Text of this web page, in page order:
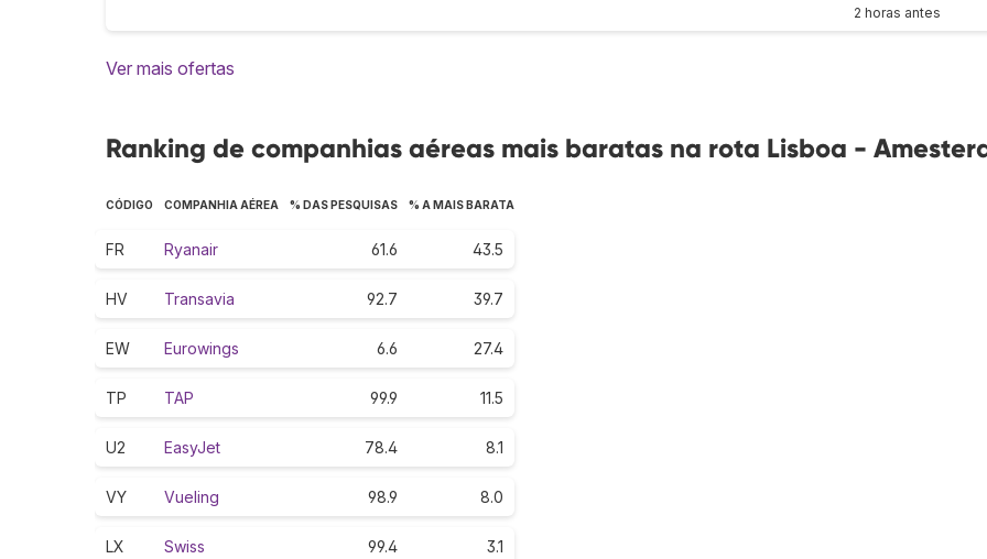
2 horas antes
Ver mais ofertas
Ranking de companhias aéreas mais baratas na rota Lisboa -
CÓDIGO COMPANHIA AÉREA % DAS PESQUISAS % A MAIS BARATA
FR Ryanair 61.6 43.5
HV Transavia 92.7 39.7
EW Eurowings 6.6 27.4
TP TAP 99.9 11.5
U2 EasyJet 78.4 8.1
VY Vueling 98.9 8.0
LX Swiss 99.4 3.1